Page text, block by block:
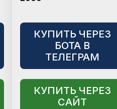
КУПИТЬ ЧЕРЕЗ
БОТА В
ТЕЛЕГРАМ
КУПИТЬ ЧЕРЕЗ
САЙТ